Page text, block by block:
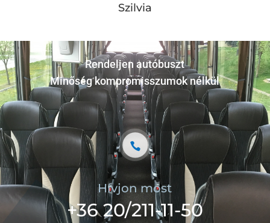
Szilvia
Rendeljen autóbuszt
Minőség kompromisszumok nélkül
Hívjon most
+36 20/211-11-50